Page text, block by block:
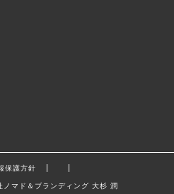
保護方針
マド＆ブランディング 大杉 潤